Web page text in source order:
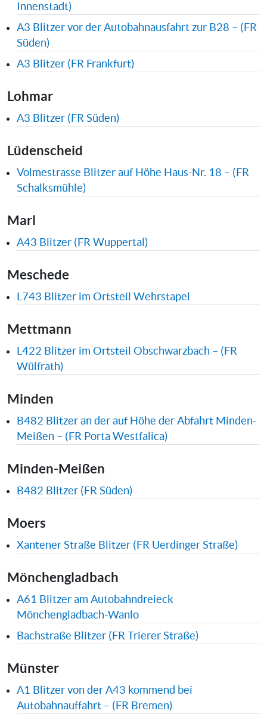
Innenstadt)
A3 Blitzer vor der Autobahnausfahrt zur B28 – (FR
Süden)
A3 Blitzer (FR Frankfurt)
Lohmar
A3 Blitzer (FR Süden)
Lüdenscheid
Volmestrasse Blitzer auf Höhe Haus-Nr. 18 – (FR
Schalksmühle)
Marl
A43 Blitzer (FR Wuppertal)
Meschede
L743 Blitzer im Ortsteil Wehrstapel
Mettmann
L422 Blitzer im Ortsteil Obschwarzbach – (FR
Wülfrath)
Minden
B482 Blitzer an der auf Höhe der Abfahrt Minden-
Meißen – (FR Porta Westfalica)
Minden-Meißen
B482 Blitzer (FR Süden)
Moers
Xantener Straße Blitzer (FR Uerdinger Straße)
Mönchengladbach
A61 Blitzer am Autobahndreieck
Mönchengladbach-Wanlo
Bachstraße Blitzer (FR Trierer Straße)
Münster
A1 Blitzer von der A43 kommend bei
Autobahnauffahrt – (FR Bremen)